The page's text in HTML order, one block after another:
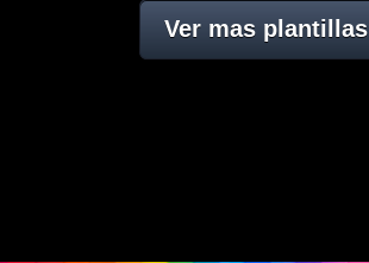
Ver mas plantillas